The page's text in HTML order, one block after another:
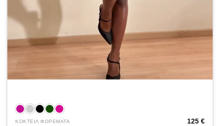
ΚΟΚΤΕΙΛ ΦΟΡΕΜΑΤΑ 125 €